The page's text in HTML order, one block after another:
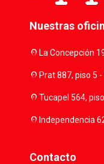
Nuestras
location_onLa Concepción
location_onPrat 887, piso 5
location_onTucapel 564,
location_onIndependencia
Contacto